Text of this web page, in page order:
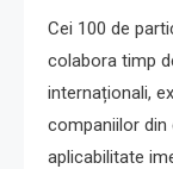
Cei 100 de
colabora timp
internaționali,
companiilor din
aplicabilitate